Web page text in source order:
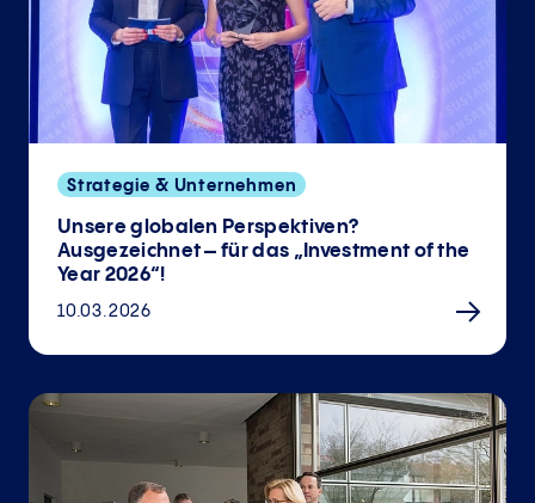
Strategie & Unternehmen
Unsere globalen Perspektiven?
Ausgezeichnet – für das „Investment of the
Year 2026“!
10.03.2026